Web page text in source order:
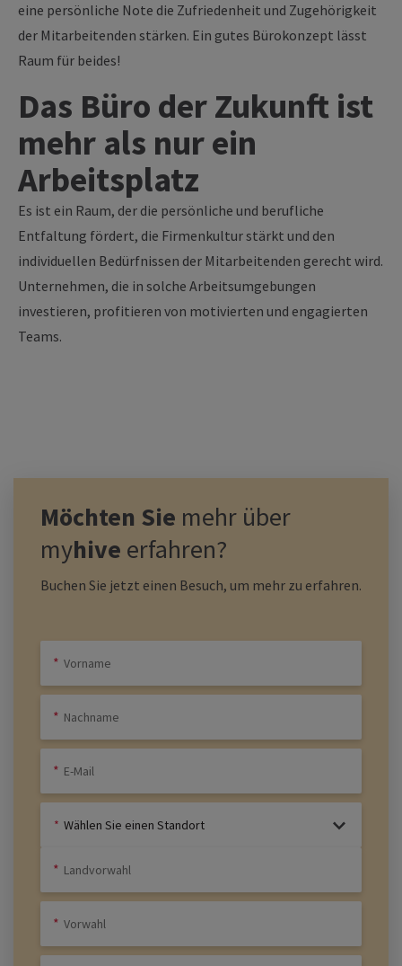
eine persönliche Note die Zufriedenheit und Zugehörigkeit
der Mitarbeitenden stärken. Ein gutes Bürokonzept lässt
Raum für beides!
Das Büro der Zukunft ist
mehr als nur ein
Arbeitsplatz
Es ist ein Raum, der die persönliche und berufliche
Entfaltung fördert, die Firmenkultur stärkt und den
individuellen Bedürfnissen der Mitarbeitenden gerecht wird.
Unternehmen, die in solche Arbeitsumgebungen
investieren, profitieren von motivierten und engagierten
Teams.
Möchten Sie mehr über
myhive erfahren?
Buchen Sie jetzt einen Besuch, um mehr zu erfahren.
Wählen Sie einen Standort